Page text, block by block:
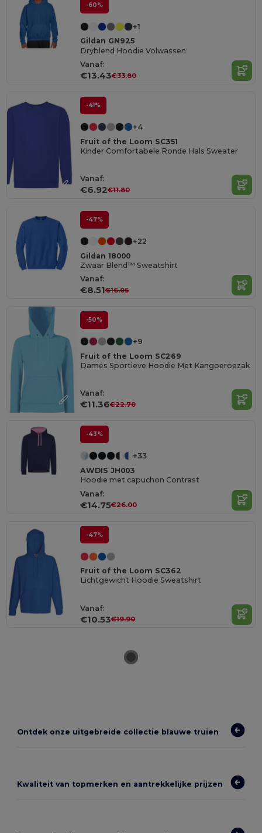
-60%
+1
Gildan GN925
Dryblend Hoodie Volwassen
Vanaf:
€13.43€33.80
-41%
+4
Fruit of the Loom SC351
Kinder Comfortabele Ronde Hals Sweater
Vanaf:
€6.92€11.80
-47%
+22
Gildan 18000
Zwaar Blend™ Sweatshirt
Vanaf:
€8.51€16.05
-50%
+9
Fruit of the Loom SC269
Dames Sportieve Hoodie Met Kangoeroezak
Vanaf:
€11.36€22.70
-43%
+33
AWDIS JH003
Hoodie met capuchon Contrast
Vanaf:
€14.75€26.00
-47%
Fruit of the Loom SC362
Lichtgewicht Hoodie Sweatshirt
Vanaf:
€10.53€19.90
Ontdek onze uitgebreide collectie blauwe truien
Kwaliteit van topmerken en aantrekkelijke prijzen